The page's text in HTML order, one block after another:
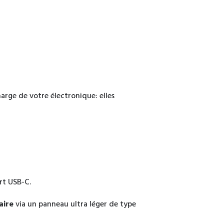
de votre électronique: elles
USB-C.
via un panneau ultra léger de type